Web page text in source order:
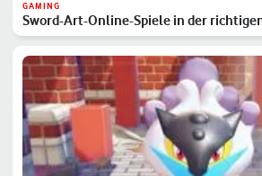
GAMING
Sword-Art-Online-Spiele in der